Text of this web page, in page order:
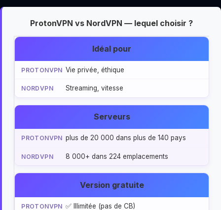
ProtonVPN vs NordVPN — lequel choisir ?
Idéal pour
Vie privée, éthique
Streaming, vitesse
Serveurs
plus de 20 000 dans plus de 140 pays
8 000+ dans 224 emplacements
Version gratuite
✅ Illimitée (pas de CB)